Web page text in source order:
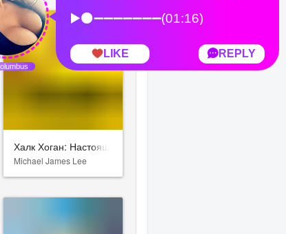
Халк Хоган: Настоящий американец
Michael James Lee